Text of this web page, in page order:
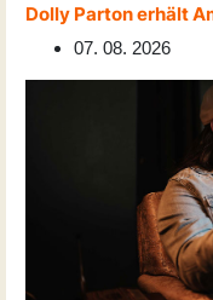
Dolly Parton erhält
07. 08. 2026